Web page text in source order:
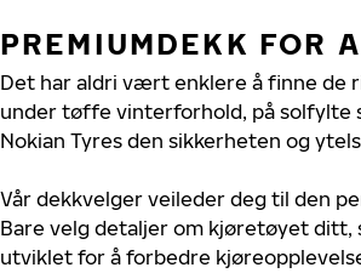
PREMIUMDEKK FOR
Det har aldri vært enklere å finne de
under tøffe vinterforhold, på solfylte
Nokian Tyres den sikkerheten og
Vår dekkvelger veileder deg til den
Bare velg detaljer om kjøretøyet ditt,
utviklet for å forbedre